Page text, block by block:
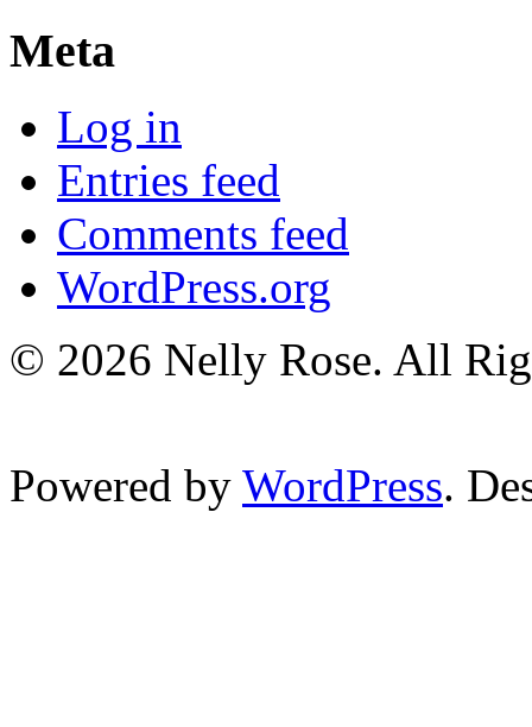
Meta
Log in
Entries feed
Comments feed
WordPress.org
© 2026 Nelly Rose. All
Powered by WordPress.